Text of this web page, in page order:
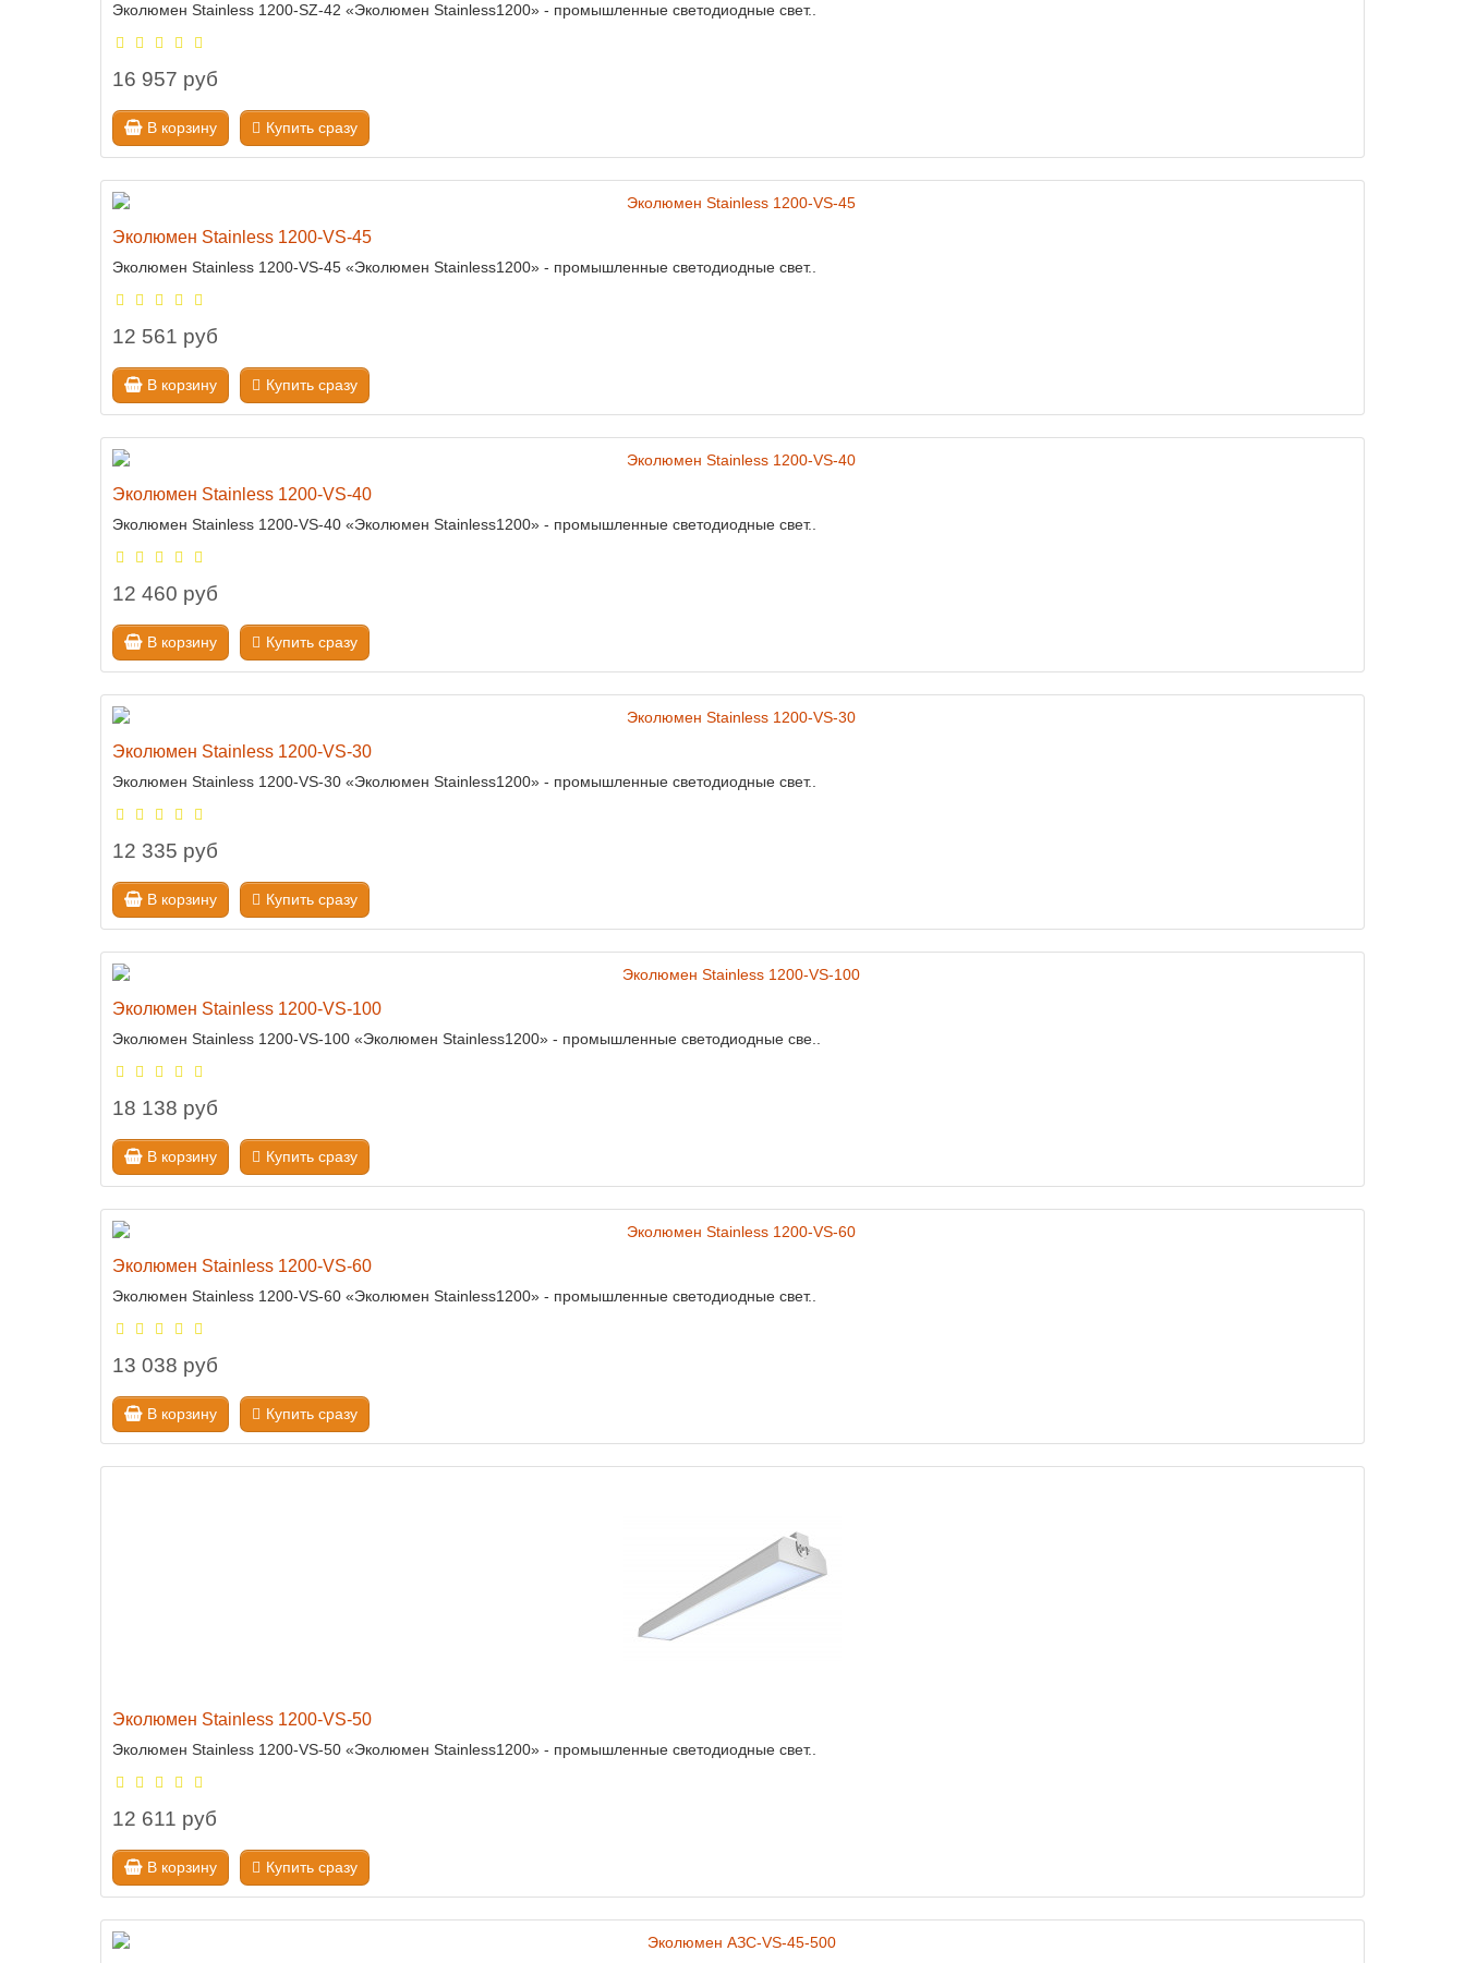
Эколюмен Stainless 1200-SZ-42 «Эколюмен Stainless1200» - промышленные светодиодные свет..
16 957 руб
В корзину Купить сразу
Эколюмен Stainless 1200-VS-45
Эколюмен Stainless 1200-VS-45 «Эколюмен Stainless1200» - промышленные светодиодные свет..
12 561 руб
В корзину Купить сразу
Эколюмен Stainless 1200-VS-40
Эколюмен Stainless 1200-VS-40 «Эколюмен Stainless1200» - промышленные светодиодные свет..
12 460 руб
В корзину Купить сразу
Эколюмен Stainless 1200-VS-30
Эколюмен Stainless 1200-VS-30 «Эколюмен Stainless1200» - промышленные светодиодные свет..
12 335 руб
В корзину Купить сразу
Эколюмен Stainless 1200-VS-100
Эколюмен Stainless 1200-VS-100 «Эколюмен Stainless1200» - промышленные светодиодные све..
18 138 руб
В корзину Купить сразу
Эколюмен Stainless 1200-VS-60
Эколюмен Stainless 1200-VS-60 «Эколюмен Stainless1200» - промышленные светодиодные свет..
13 038 руб
В корзину Купить сразу
Эколюмен Stainless 1200-VS-50
Эколюмен Stainless 1200-VS-50 «Эколюмен Stainless1200» - промышленные светодиодные свет..
12 611 руб
В корзину Купить сразу